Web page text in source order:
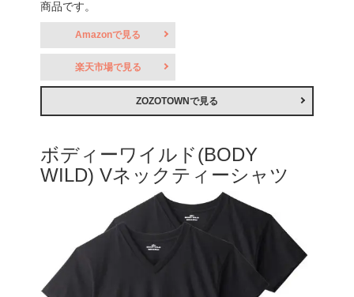
商品です。
Amazonで見る
楽天市場で見る
ZOZOTOWNで見る
ボディーワイルド(BODY
WILD) Vネックティーシャツ